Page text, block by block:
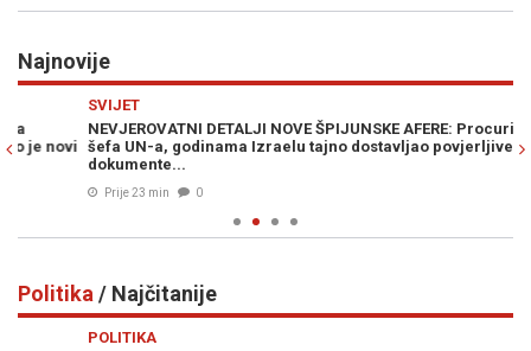
Najnovije
NEVJEROVATNI DETALJI NOVE ŠPIJUNSKE AFERE: Procurili mailovi
šefa UN-a, godinama Izraelu tajno dostavljao povjerljive
dokumente...
Prije 23 min 0
Politika / Najčitanije